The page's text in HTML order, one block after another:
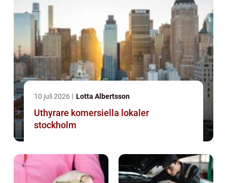
10 juli 2026 Lotta Albertsson
Uthyrare komersiella lokaler
stockholm